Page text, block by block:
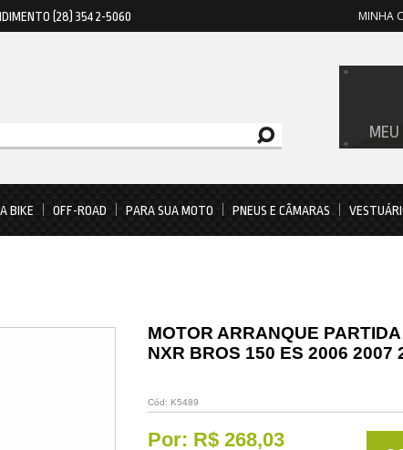
(28) 3542-5060 MINHA
MEU
BIKE OFF-ROAD PARA SUA MOTO PNEUS E CÂMARAS
MOTOR ARRANQUE
NXR BROS 150 ES 2006 2007
Cód: K5489
Por: R$ 268,03